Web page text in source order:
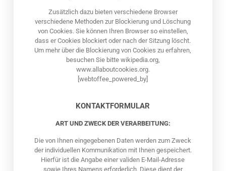
Zusätzlich dazu bieten verschiedene Browser
verschiedene Methoden zur Blockierung und Löschung
von Cookies. Sie können Ihren Browser so einstellen,
dass er Cookies blockiert oder nach der Sitzung löscht.
Um mehr über die Blockierung von Cookies zu erfahren,
besuchen Sie bitte wikipedia.org,
www.allaboutcookies.org.
[webtoffee_powered_by]
KONTAKTFORMULAR
ART UND ZWECK DER VERARBEITUNG:
Die von Ihnen eingegebenen Daten werden zum Zweck
der individuellen Kommunikation mit Ihnen gespeichert.
Hierfür ist die Angabe einer validen E-Mail-Adresse
sowie Ihres Namens erforderlich. Diese dient der